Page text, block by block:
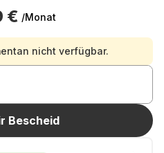
€ /Monat
nicht verfügbar.
Bescheid